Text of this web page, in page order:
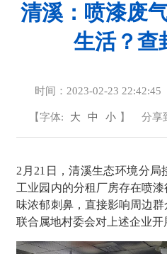
清溪：喷漆废
生活？查
时间： 2023-02-23 22:42:45
【字体: 大 中 小 】 分享
2月21日，清溪生态环境分
工业园内的分租厂房存在喷
味浓郁刺鼻，直接影响周边
联合属地村委会对上述企业开